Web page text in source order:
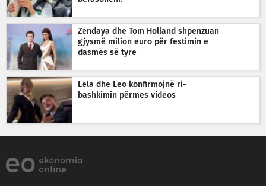
Zendaya dhe Tom Holland shpenzuan
gjysmë milion euro për festimin e
dasmës së tyre
Lela dhe Leo konfirmojnë ri-
bashkimin përmes videos